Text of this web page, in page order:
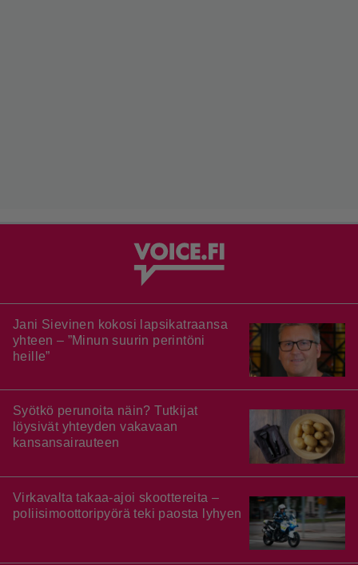
Jani Sievinen kokosi lapsikatraansa
yhteen – ”Minun suurin perintöni
heille”
Syötkö perunoita näin? Tutkijat
löysivät yhteyden vakavaan
kansansairauteen
Virkavalta takaa-ajoi skoottereita –
poliisimoottoripyörä teki paosta lyhyen